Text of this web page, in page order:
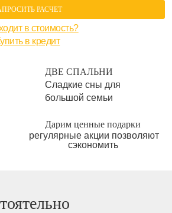
РАСЧЕТ
в стоимость?
в кредит
ДВЕ СПАЛЬНИ
Сладкие сны для
большой семьи
Дарим ценные подарки
регулярные акции позволяют
сэкономить